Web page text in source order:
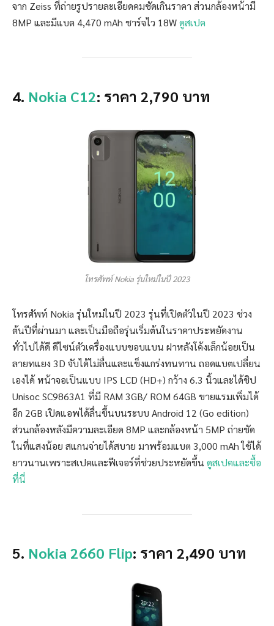
จาก Zeiss ที่ถ่ายรูปรายละเอียดคมชัดเกินราคา ส่วนกล้องหน้ามี
8MP และมีแบต 4,470 mAh ชาร์จไว 18Wดูสเปค
4. Nokia C12: ราคา 2,790 บาท
โทรศัพท์ Nokia รุ่นใหม่ในปี 2023
โทรศัพท์ Nokia รุ่นใหม่ในปี 2023 รุ่นที่เปิดตัวในปี 2023 ช่วง
ต้นปีที่ผ่านมา และเป็นมือถือรุ่นเริ่มต้นในราคาประหยัดงาน
ทั่วไปได้ดี ดีไซน์ตัวเครื่องแบบขอบแบน ฝาหลังโค้งเล็กน้อยเป็น
ลายทแยง 3D จับได้ไม่ลื่นและแข็งแกร่งทนทาน ถอดแบตเปลี่ยน
เองได้ หน้าจอเป็นแบบ IPS LCD (HD+) กว้าง 6.3 นิ้วและได้ชิป
Unisoc SC9863A1 ที่มี RAM 3GB/ ROM 64GB ขายแรมเพิ่มได้
อีก 2GB เปิดแอพได้ลื่นขึ้นบนระบบ Android 12 (Go edition)
ส่วนกล้องหลังมีความละเอียด 8MP และกล้องหน้า 5MP ถ่ายชัด
ในที่แสงน้อย สแกนจ่ายได้สบาย มาพร้อมแบต 3,000 mAh ใช้ได้
ยาวนานเพราะสเปคและฟีเจอร์ที่ช่วยประหยัดขึ้น ดูสเปคและซื้อ
ที่นี่
5. Nokia 2660 Flip: ราคา 2,490 บาท